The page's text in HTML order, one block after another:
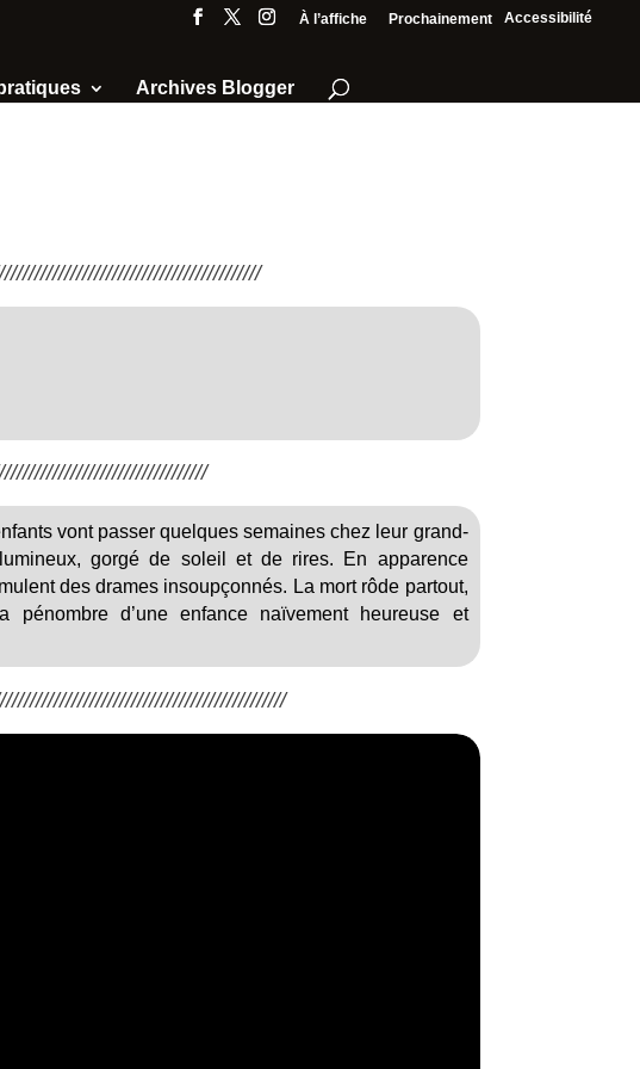
Accessibilité
À l’affiche Prochainement
Archives Blogger
vont passer quelques semaines chez leur grand-
gorgé de soleil et de rires. En apparence
des drames insoupçonnés. La mort rôde partout,
pénombre d’une enfance naïvement heureuse et